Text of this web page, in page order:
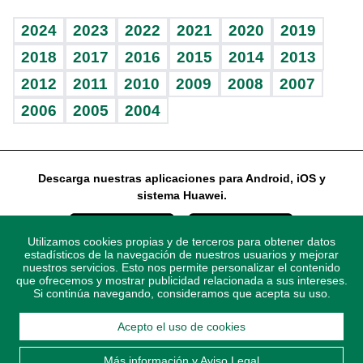
Vida y familia
Eñe
Celebrando la vida
Sin complejos
En pocas palabras
Escuchando al corazón
Economía Personal
Consulta Libre
BRV
TBT Deportivo
Más firmas
Guía del dinero
Horóscopos
2024 2023 2022 2021 2020
2019
2018
2017 2016 2015 2014
2013
2012
2011 2010 2009 2008
2007
2006
2005 2004
Descarga nuestras aplicaciones para Android, iOS y
sistema Huawei.
© 2021 Diario Libre, todos los derechos reservados.
Aviso Legal. Ponte enContactocon nosotros y
Utilizamos cookies propias y de terceros para obtener datos
estadísticos de la navegación de nuestros usuarios y mejorar
nuestros servicios. Esto nos permite personalizar el contenido
que ofrecemos y mostrar publicidad relacionada a sus intereses.
Si continúa navegando, consideramos que acepta su uso.
Acepto el uso de cookies